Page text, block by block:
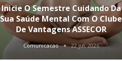
Inicie O Semestre Cuidando Da
Sua Saúde Mental Com O Clube
De Vantagens ASSECOR
Comunicacao 22 jul, 2026